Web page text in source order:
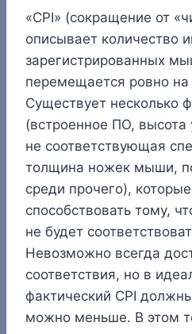
«CPI» (сокращение от
описывает количество
зарегистрированных
перемещается ровно
Существует несколько
(встроенное ПО, высота
не соответствующая
толщина ножек мыши,
среди прочего),
способствовать тому,
не будет
Невозможно всегда
соответствия, но в
фактический CPI
можно меньше. В этом